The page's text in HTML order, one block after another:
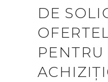
DE
PENTRU